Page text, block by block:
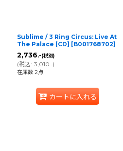
Sublime / 3 Ring Circus: Live At
The Palace [CD] [B001768702]
2,736.-(税別)
(税込: 3,010.-)
在庫数 2点
カートに入れる